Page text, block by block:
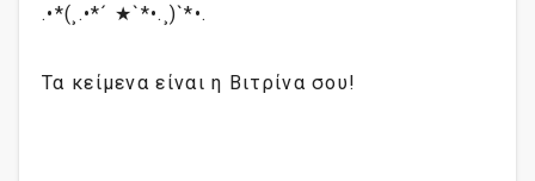
.•*(¸.•*´ ★`*•.¸)`*•.
Τα κείμενα είναι η Βιτρίνα σου!